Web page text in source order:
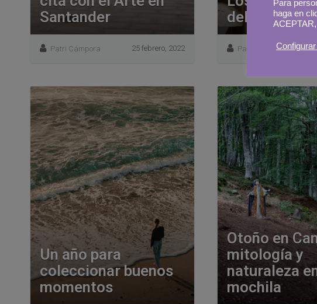
Santander
Patri Cámpora 25 febrero, 2022
del norte de
Patri Cámpora
Un año para
coleccionar buenos
momentos
Otoño en
mitología y
naturaleza
mochila
Para
haga en